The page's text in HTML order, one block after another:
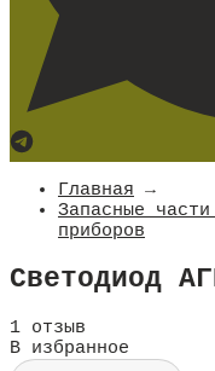
Главная →
Запасные
приборов
Светодиод
1 отзыв
В избранное